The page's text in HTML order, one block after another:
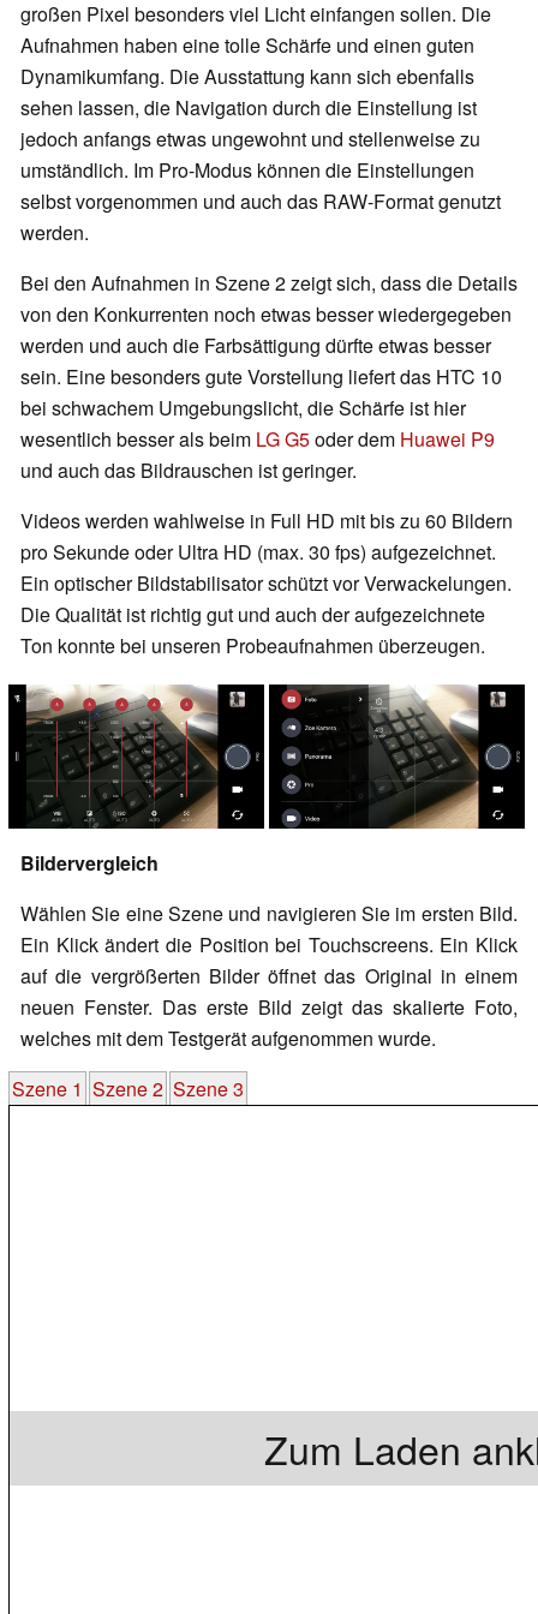
großen Pixel besonders viel Licht einfangen sollen. Die
Aufnahmen haben eine tolle Schärfe und einen guten
Dynamikumfang. Die Ausstattung kann sich ebenfalls
sehen lassen, die Navigation durch die Einstellung ist
jedoch anfangs etwas ungewohnt und stellenweise zu
umständlich. Im Pro-Modus können die Einstellungen
selbst vorgenommen und auch das RAW-Format genutzt
werden.
Bei den Aufnahmen in Szene 2 zeigt sich, dass die Details
von den Konkurrenten noch etwas besser wiedergegeben
werden und auch die Farbsättigung dürfte etwas besser
sein. Eine besonders gute Vorstellung liefert das HTC 10
bei schwachem Umgebungslicht, die Schärfe ist hier
wesentlich besser als beim LG G5oder dem Huawei P9
und auch das Bildrauschen ist geringer.
Videos werden wahlweise in Full HD mit bis zu 60 Bildern
pro Sekunde oder Ultra HD (max. 30 fps) aufgezeichnet.
Ein optischer Bildstabilisator schützt vor Verwackelungen.
Die Qualität ist richtig gut und auch der aufgezeichnete
Ton konnte bei unseren Probeaufnahmen überzeugen.
Bildervergleich
Wählen Sie eine Szene und navigieren Sie im ersten Bild.
Ein Klick ändert die Position bei Touchscreens. Ein Klick
auf die vergrößerten Bilder öffnet das Original in einem
neuen Fenster. Das erste Bild zeigt das skalierte Foto,
welches mit dem Testgerät aufgenommen wurde.
Szene 1 Szene 2 Szene 3
Zum Laden